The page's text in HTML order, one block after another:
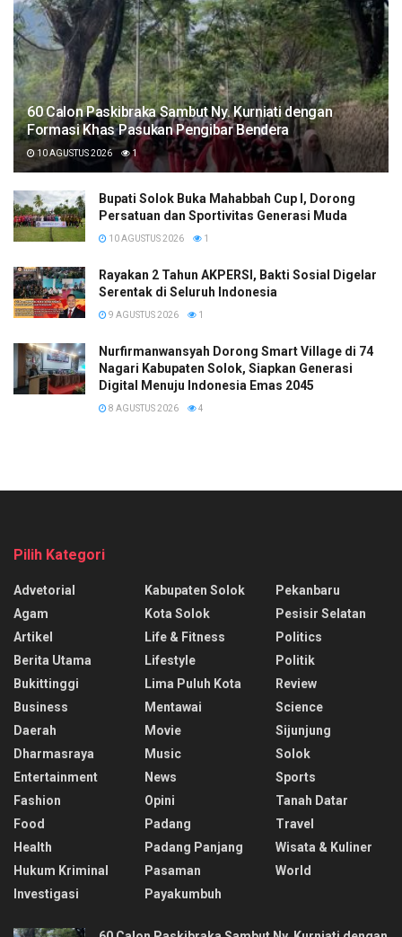
60 Calon Paskibraka Sambut Ny. Kurniati dengan
Formasi Khas Pasukan Pengibar Bendera
10 AGUSTUS 2026 1
Bupati Solok Buka Mahabbah Cup I, Dorong
Persatuan dan Sportivitas Generasi Muda
10 AGUSTUS 2026 1
Rayakan 2 Tahun AKPERSI, Bakti Sosial Digelar
Serentak di Seluruh Indonesia
9 AGUSTUS 2026 1
Nurfirmanwansyah Dorong Smart Village di 74
Nagari Kabupaten Solok, Siapkan Generasi
Digital Menuju Indonesia Emas 2045
8 AGUSTUS 2026 4
Pilih Kategori
Advetorial
Agam
Artikel
Berita Utama
Bukittinggi
Business
Daerah
Dharmasraya
Entertainment
Fashion
Food
Health
Hukum Kriminal
Investigasi
Kabupaten Solok
Kota Solok
Life & Fitness
Lifestyle
Lima Puluh Kota
Mentawai
Movie
Music
News
Opini
Padang
Padang Panjang
Pasaman
Payakumbuh
Pekanbaru
Pesisir Selatan
Politics
Politik
Review
Science
Sijunjung
Solok
Sports
Tanah Datar
Travel
Wisata & Kuliner
World